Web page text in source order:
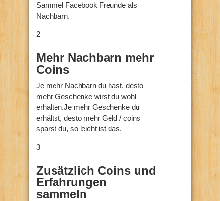
Sammel Facebook Freunde als
Nachbarn.
2
Mehr Nachbarn mehr
Coins
Je mehr Nachbarn du hast, desto
mehr Geschenke wirst du wohl
erhalten.Je mehr Geschenke du
erhältst, desto mehr Geld / coins
sparst du, so leicht ist das.
3
Zusätzlich Coins und
Erfahrungen
sammeln